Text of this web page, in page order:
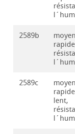
2589b
moyen
2589c
moyen
lent,